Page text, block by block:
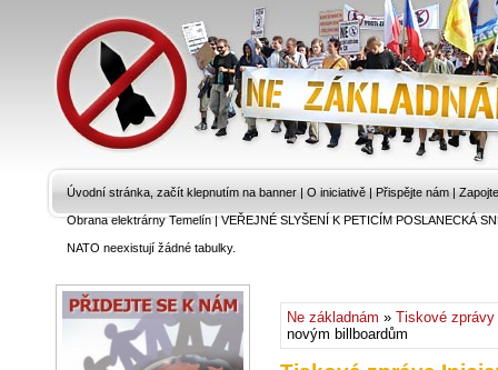
Úvodní stránka, začít klepnutím na banner | O iniciativě | Přispějte nám |
Obrana elektrárny Temelín|VEŘEJNÉ SLYŠENÍ K PETICÍM POSLANECKÁ
NATO neexistují žádné tabulky.
Ne základnám » Tiskové zprávy
novým billboardům